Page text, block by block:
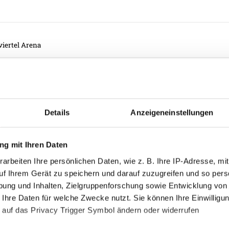
Details Anzeigeneinstellungen
mit Ihren Daten
Ihre persönlichen Daten, wie z. B. Ihre IP-Adresse,
Ihrem Gerät zu speichern und darauf zuzugreifen und so
und Inhalten, Zielgruppenforschung sowie Entwicklung
Daten für welche Zwecke nutzt. Sie können Ihre
das Privacy Trigger Symbol ändern oder widerrufen
Arena